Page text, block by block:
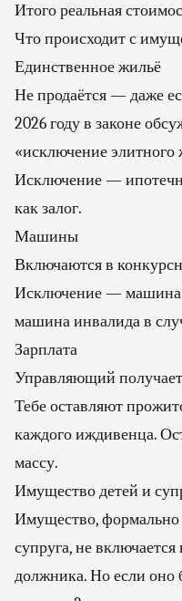
Итого реальная
Что происходит с
Единственное жильё
Не продаётся — даже
2026 году в законе
«исключение
Исключение —
как залог.
Машины
Включаются в
Исключение — машина
машина инвалида в
Зарплата
Управляющий
Тебе оставляют
каждого иждивенца.
массу.
Имущество детей и
Имущество, формально
супруга, не
должника. Но если